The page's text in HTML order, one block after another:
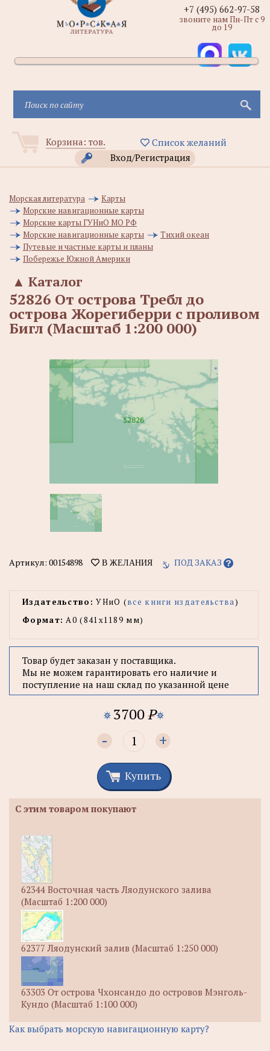
Корзина: тов.
Список желаний
Вход/Регистрация
+7 (495) 662-97-58
звоните нам Пн-Пт с 9
до 19
Морская литература
Карты
Морские навигационные карты
Морские карты ГУНиО МО РФ
Морские навигационные карты
Тихий океан
Путевые и частные карты и планы
Побережье Южной Америки
Каталог
▲
52826 От острова Требл до
острова Жорегиберри с проливом
Бигл (Масштаб 1:200 000)
Артикул: 00154898 В ЖЕЛАНИЯ ПОД ЗАКАЗ
Издательство: УНиО (все книги издательства)
Формат: А0 (841x1189 мм)
Товар будет заказан у поставщика.
Мы не можем гарантировать его наличие и
поступление на наш склад по указанной цене
3700P
- +
Купить
С этим товаром покупают
62344 Восточная часть Ляодунского залива
(Масштаб 1:200 000)
62377 Ляодунский залив (Масштаб 1:250 000)
63303 От острова Чхонсандо до островов Мэнголь-
Кундо (Масштаб 1:100 000)
Как выбрать морскую навигационную карту?